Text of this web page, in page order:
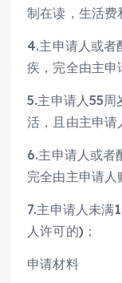
制在读，生活费
4.主申请人或者
疾，完全由主申
5.主申请人55周
活，且由主申请
6.主申请人或者
完全由主申请人
7.主申请人未满
人许可的)；
申请材料